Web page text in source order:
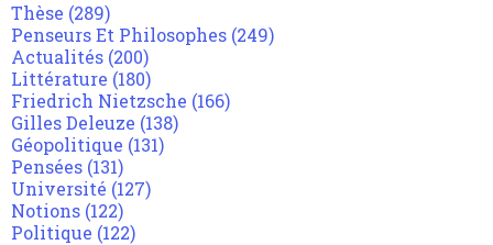
Thèse (289)
Penseurs Et Philosophes (249)
Actualités (200)
Littérature (180)
Friedrich Nietzsche (166)
Gilles Deleuze (138)
Géopolitique (131)
Pensées (131)
Université (127)
Notions (122)
Politique (122)